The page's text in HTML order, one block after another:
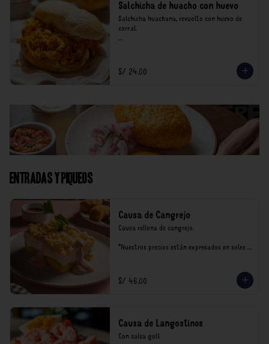
Salchicha de huacho con huevo
Salchicha huachana, revuelto con huevo de
corral.
consumo.
S/ 24.00
Entradas y Piqueos
Causa de Cangrejo
Causa rellena de cangrejo.
*Nuestros precios están expresados en soles e
S/ 46.00
Causa de Langostinos
Con salsa golf.